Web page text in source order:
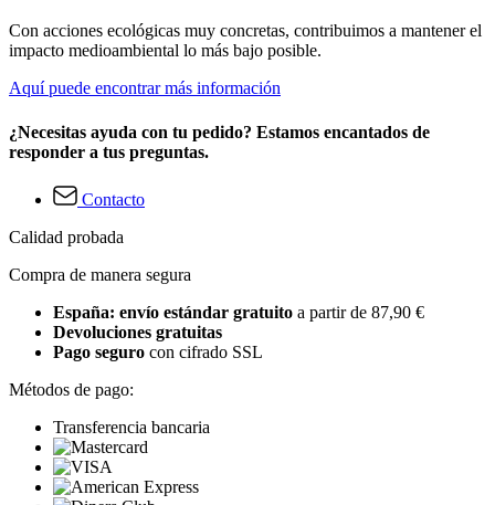
Con acciones ecológicas muy concretas, contribuimos a mantener el
impacto medioambiental lo más bajo posible.
Aquí puede encontrar más información
¿Necesitas ayuda con tu pedido? Estamos encantados de
responder a tus preguntas.
Contacto
Calidad probada
Compra de manera segura
España: envío estándar gratuito a partir de 87,90 €
Devoluciones gratuitas
Pago seguro con cifrado SSL
Métodos de pago:
Transferencia bancaria